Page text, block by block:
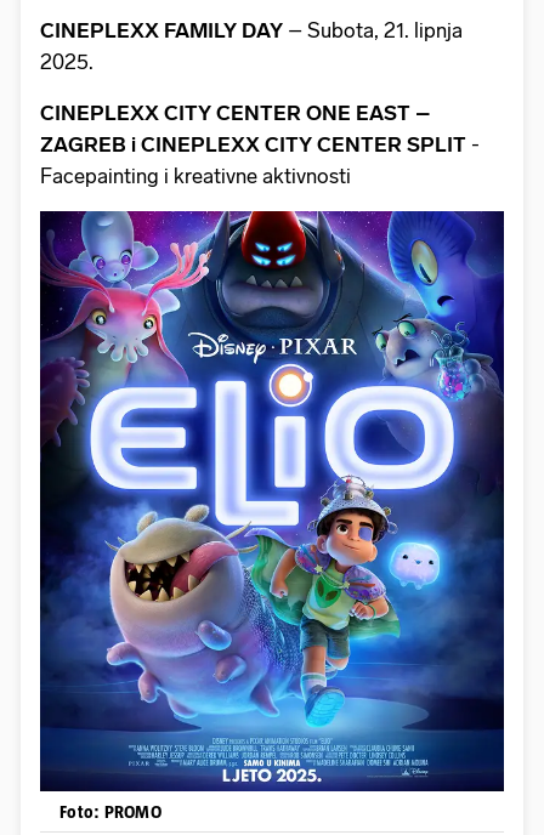
CINEPLEXX FAMILY DAY – Subota, 21. lipnja
2025.
CINEPLEXX CITY CENTER ONE EAST –
ZAGREB i CINEPLEXX CITY CENTER SPLIT -
Facepainting i kreativne aktivnosti
Foto: PROMO